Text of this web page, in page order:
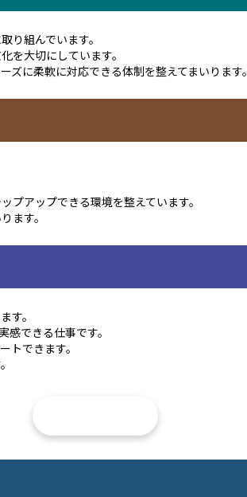
り組んでいます。
を大切にしています。
に柔軟に対応できる体制を整えてまいります。
アップできる環境を整えています。
ます。
す。
できる仕事です。
トできます。